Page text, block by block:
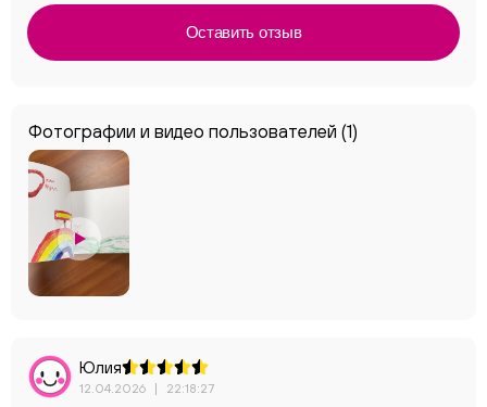
Фотографии и видео пользователей (1)
Оставить отзыв
Юлия
12.04.2026 | 22:18:27